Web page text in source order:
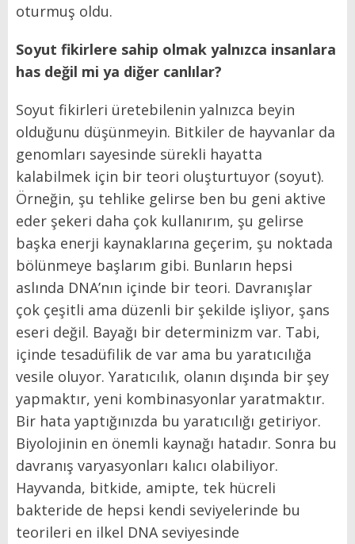
oturmuş oldu.
Soyut fikirlere sahip olmak yalnızca insanlara
has değil mi ya diğer canlılar?
Soyut fikirleri üretebilenin yalnızca beyin
olduğunu düşünmeyin. Bitkiler de hayvanlar da
genomları sayesinde sürekli hayatta
kalabilmek için bir teori oluşturtuyor (soyut).
Örneğin, şu tehlike gelirse ben bu geni aktive
eder şekeri daha çok kullanırım, şu gelirse
başka enerji kaynaklarına geçerim, şu noktada
bölünmeye başlarım gibi. Bunların hepsi
aslında DNA’nın içinde bir teori. Davranışlar
çok çeşitli ama düzenli bir şekilde işliyor, şans
eseri değil. Bayağı bir determinizm var. Tabi,
içinde tesadüfilik de var ama bu yaratıcılığa
vesile oluyor. Yaratıcılık, olanın dışında bir şey
yapmaktır, yeni kombinasyonlar yaratmaktır.
Bir hata yaptığınızda bu yaratıcılığı getiriyor.
Biyolojinin en önemli kaynağı hatadır. Sonra bu
davranış varyasyonları kalıcı olabiliyor.
Hayvanda, bitkide, amipte, tek hücreli
bakteride de hepsi kendi seviyelerinde bu
teorileri en ilkel DNA seviyesinde